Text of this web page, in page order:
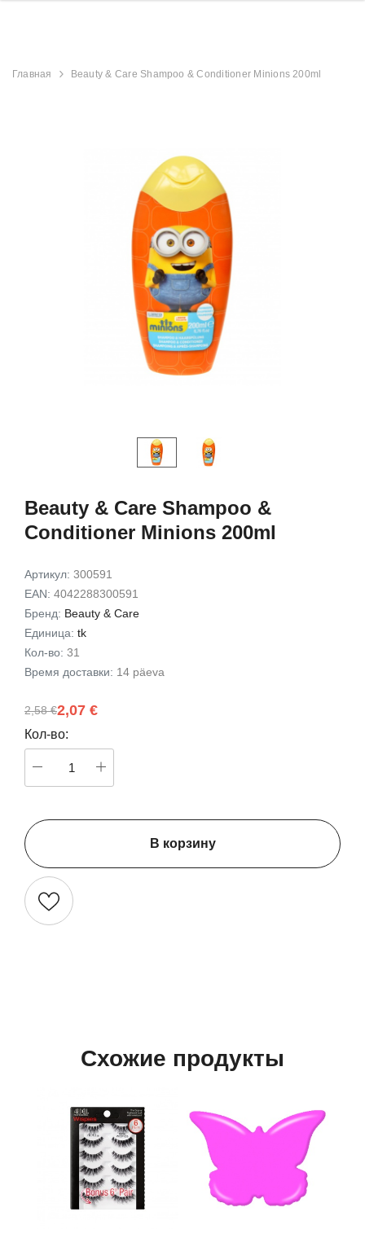
Главная Beauty & Care Shampoo & Conditioner Minions 200ml
Beauty & Care Shampoo &
Conditioner Minions 200ml
Артикул: 300591
EAN: 4042288300591
Бренд: Beauty & Care
Единица: tk
Кол-во: 31
Время доставки: 14 päeva
2,07 €
2,58 €
Кол-во:
В корзину
Схожие продукты
Aristocrat Shower
Exfoliating Set
В корзину